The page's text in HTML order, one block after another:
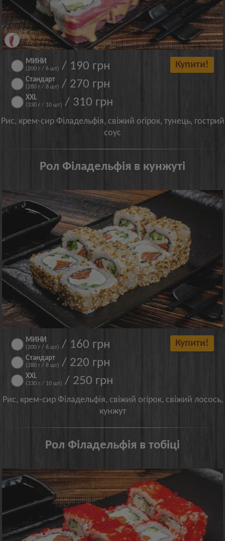
МИНИ
(200 г / 6 шт) / 190 грн
Стандарт
(280 г / 8 шт) / 270 грн
XXL
(330 г / 10 шт) / 310 грн
Купити!
Рис, крем-сир Філадельфія, свіжий огірок, тунець, гострий
соус
Рол Філадельфія в кунжуті
МИНИ
(200 г / 6 шт) / 160 грн
Стандарт
(280 г / 8 шт) / 220 грн
XXL
(330 г / 10 шт) / 250 грн
Купити!
Рис, крем-сир Філадельфія, свіжий огірок, свіжий лосось,
кунжут
Рол Філадельфія в тобіці